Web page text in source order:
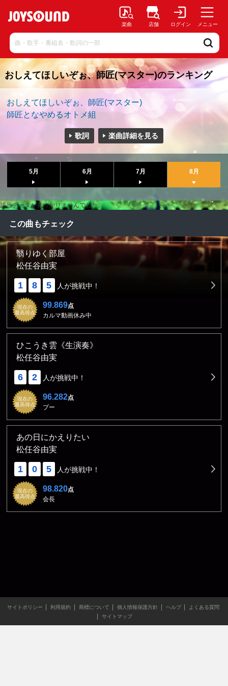
楽曲 店舗 ログイン メニュー
おしえてほしいぞぉ、師匠(マスター)のランキング
おしえてほしいぞぉ、師匠(マスター)
師匠となやめるオトメ組
歌詞 楽曲詳細を見る
5月 6月 7月 8月
該当データが見つかりませんでした。
この曲もチェック
翳りゆく部屋
松任谷由実
1 8 5 人が挑戦中！
現在の
最高得点
99.869点
カルマ動画休み中
ひこうき雲《生演奏》
松任谷由実
6 2 人が挑戦中！
現在の
最高得点
96.282点
プー
あの日にかえりたい
松任谷由実
1 0 5 人が挑戦中！
現在の
最高得点
98.820点
会長
サイトポリシー 利用規約 商標について 個人情報保護方針 ヘルプ
よくある質問
サイトマップ